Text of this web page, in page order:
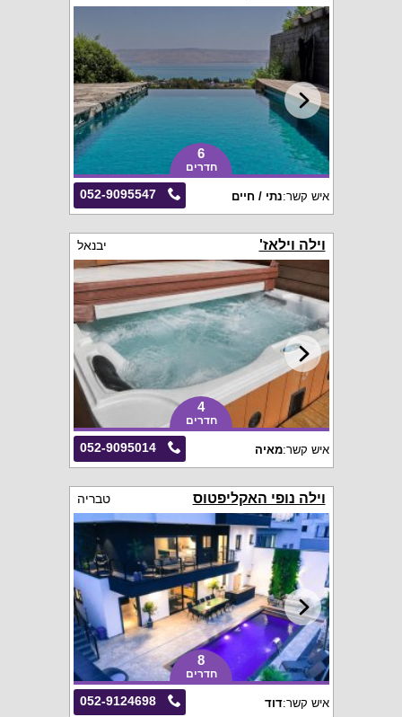
6
חדרים
052-9095547 איש קשר:נתי / חיים
וילה וילאז' יבנאל
4
חדרים
052-9095014 איש קשר:מאיה
וילה נופי האקליפטוס טבריה
8
חדרים
052-9124698 איש קשר:דוד